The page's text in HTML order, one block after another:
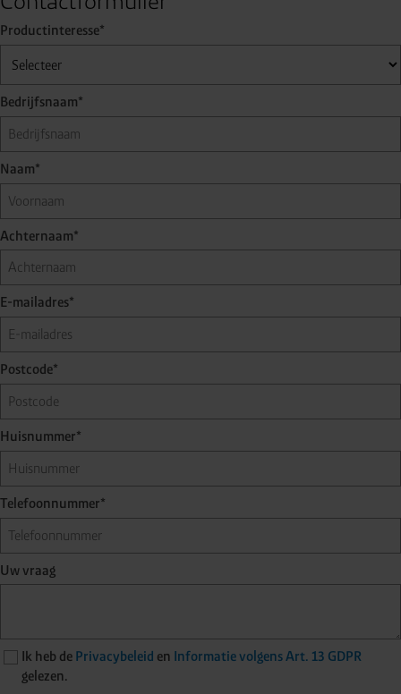
Productinteresse*
Bedrijfsnaam*
Naam*
Achternaam*
E-mailadres*
Postcode*
Huisnummer*
Telefoonnummer*
Uw vraag
Ik heb de Privacybeleid en Informatie volgens Art. 13 GDPR
gelezen.